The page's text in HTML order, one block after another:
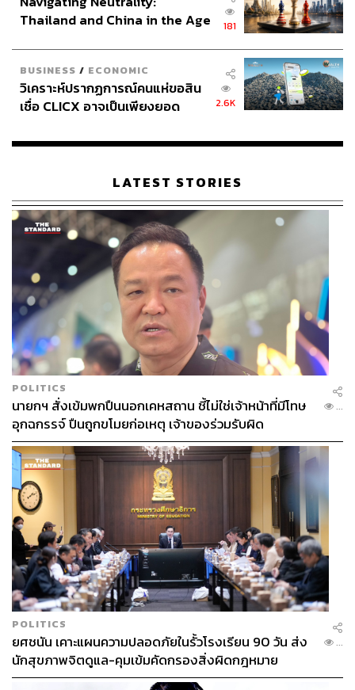
Thailand and China in the Age
181
BUSINESS / ECONOMIC
วิเคราะห์ปรากฏการณ์คนแห่ขอสิน
เชื่อ CLICX อาจเป็นเพียงยอด
เรือนไทยที่ถูกซุกไว้
2.6K
LATEST STORIES
POLITICS
นายกฯ สั่งเข้มพกปืนนอกเคหสถาน ชี้ไม่ใช่เจ้าหน้าที่มีโทษ
อุกฉกรรจ์ ปืนถูกขโมยก่อเหตุ เจ้าของร่วมรับผิด
...
POLITICS
ยศชนัน เคาะแผนความปลอดภัยในรั้วโรงเรียน 90 วัน ส่ง
นักสุขภาพจิตดูแล-คุมเข้มคัดกรองสิ่งผิดกฎหมาย
...